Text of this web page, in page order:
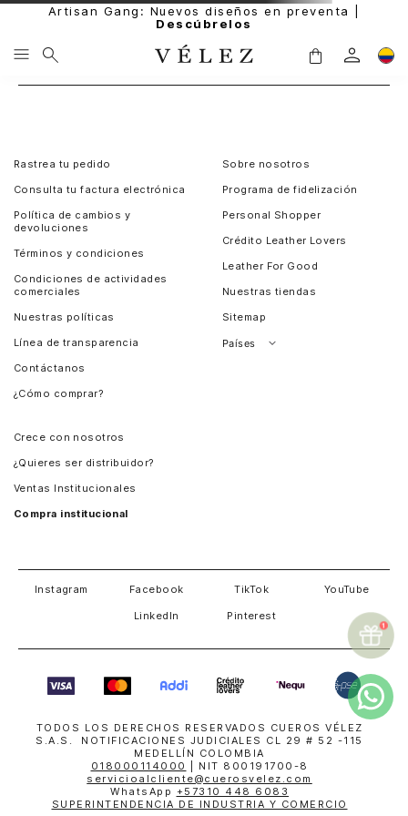
Artisan Gang: Nuevos diseños en preventa |
Descúbrelos
Rastrea tu pedido
Consulta tu factura electrónica
Política de cambios y
devoluciones
Términos y condiciones
Condiciones de actividades
comerciales
Nuestras políticas
Línea de transparencia
Contáctanos
¿Cómo comprar?
Sobre nosotros
Programa de fidelización
Personal Shopper
Crédito Leather Lovers
Leather For Good
Nuestras tiendas
Sitemap
Países
Crece con nosotros
¿Quieres ser distribuidor?
Ventas Institucionales
Compra institucional
Instagram Facebook TikTok YouTube
LinkedIn Pinterest
TODOS LOS DERECHOS RESERVADOS CUEROS VÉLEZ
S.A.S. NOTIFICACIONES JUDICIALES CL 29 # 52 -115
MEDELLÍN COLOMBIA
018000114000
| NIT 800191700-8
servicioalcliente@cuerosvelez.com
WhatsApp +57310 448 6083
SUPERINTENDENCIA DE INDUSTRIA Y COMERCIO